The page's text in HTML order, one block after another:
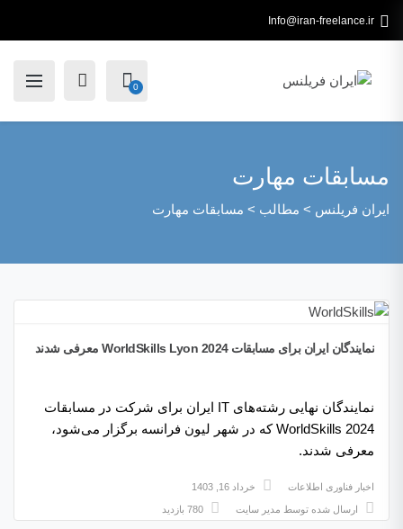
Info@iran-freelance.ir
0
مسابقات مهارت
ایران فریلنس > مطالب > مسابقات مهارت
نمایندگان ایران برای مسابقات WorldSkills Lyon 2024 معرفی شدند
نمایندگان نهایی رشته‌های IT ایران برای شرکت در مسابقات
WorldSkills 2024 که در شهر لیون فرانسه برگزار می‌شود،
معرفی شدند.
اخبار فناوری اطلاعات خرداد 16, 1403
ارسال شده توسط مدیر سایت